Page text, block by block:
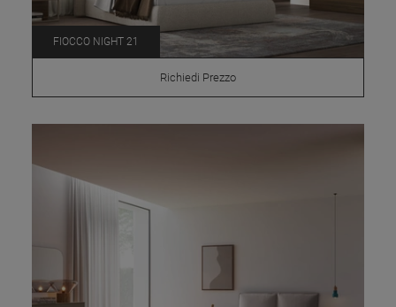
FIOCCO NIGHT 21
Richiedi Prezzo